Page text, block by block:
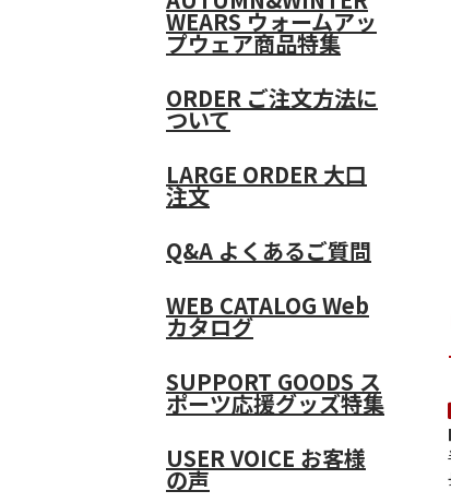
WEARSウォームアッ
プウェア商品特集
ORDER ご注文方法に
ついて
LARGE ORDER 大口
注文
Q&A よくあるご質問
WEB CATALOG Web
カタログ
SUPPORT GOODS ス
ポーツ応援グッズ特集
USER VOICE お客様
の声